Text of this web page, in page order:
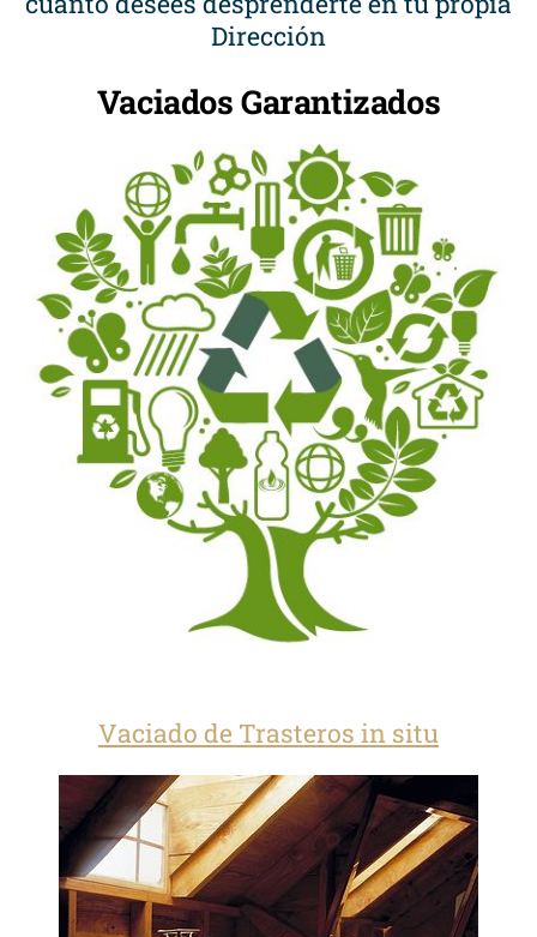
Dirección
Vaciados Garantizados
Vaciado de Trasteros in situ